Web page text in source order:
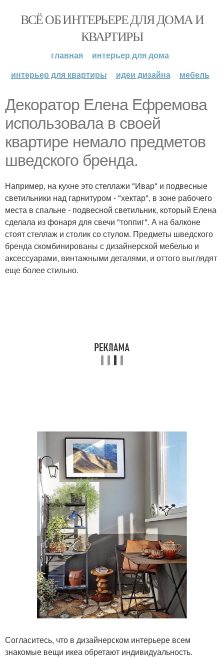
ВСЁ ОБ ИНТЕРЬЕРЕ ДЛЯ ДОМА И
КВАРТИРЫ
главная
интерьер для дома
интерьер для квартиры
идеи дизайна мебель
Декоратор Елена Ефремова
использовала в своей
квартире немало предметов
шведского бренда.
Например, на кухне это стеллажи "Ивар" и подвесные
светильники над гарнитуром - "хектар", в зоне рабочего
места в спальне - подвесной светильник, который Елена
сделала из фонаря для свечи "топпиг". А на балконе
стоят стеллаж и столик со стулом. Предметы шведского
бренда скомбинированы с дизайнерской мебелью и
аксессуарами, винтажными деталями, и оттого выглядят
еще более стильно.
Согласитесь, что в дизайнерском интерьере всем
знакомые вещи икеа обретают индивидуальность.